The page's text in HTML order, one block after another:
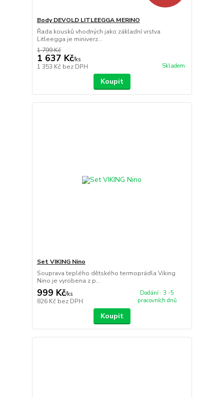
Body DEVOLD LITLEEGGA MERINO
Řada kousků vhodných jako základní vrstva
Litleegga je miniverz...
1 799 Kč
1 637 Kč/ks
1 353 Kč bez DPH Skladem
Koupit
Set VIKING Nino
Souprava teplého dětského termoprádla Viking
Nino je vyrobena z p...
999 Kč/ks
826 Kč bez DPH
Dodání : 3 -5
pracovních dnů
Koupit